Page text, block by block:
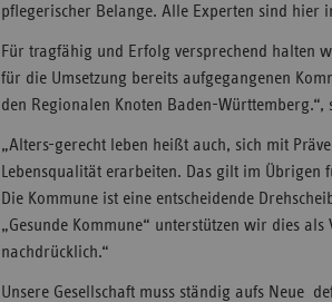
pflegerischer Belange. Alle Experten sind hier
Für tragfähig und Erfolg versprechend halten
für die Umsetzung bereits aufgegangenen
den Regionalen Knoten Baden-Württemberg.“,
„Alters-gerecht leben heißt auch, sich mit
Lebensqualität erarbeiten. Das gilt im Übrigen
Die Kommune ist eine entscheidende
„Gesunde Kommune“ unterstützen wir dies
nachdrücklich.“
Unsere Gesellschaft muss ständig aufs Neue